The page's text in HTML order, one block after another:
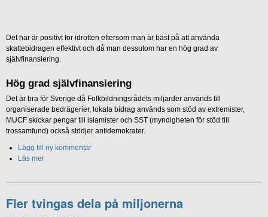
Det här är positivt för idrotten eftersom man är bäst på att använda
skattebidragen effektivt och då man dessutom har en hög grad av
självfinansiering.
Hög grad självfinansiering
Det är bra för Sverige då Folkbildningsrådets miljarder används till
organiserade bedrägerier, lokala bidrag används som stöd av extremister,
MUCF skickar pengar till islamister och SST (myndigheten för stöd till
trossamfund) också stödjer antidemokrater.
Lägg till ny kommentar
Läs mer
Fler tvingas dela på miljonerna